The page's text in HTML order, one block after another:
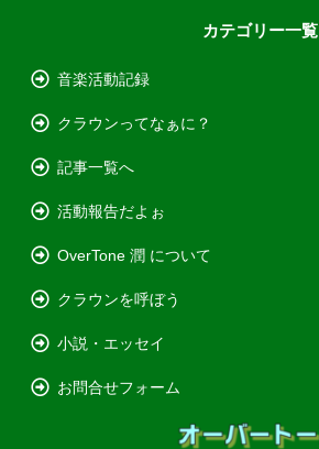
カテゴリー一覧
音楽活動記録
クラウンってなぁに？
記事一覧へ
活動報告だよぉ
OverTone 潤 について
クラウンを呼ぼう
小説・エッセイ
お問合せフォーム